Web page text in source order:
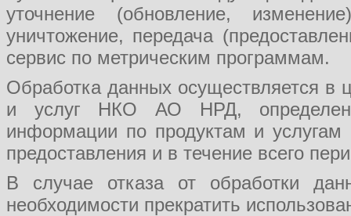
уточнение (обновление,
уничтожение, передача
сервис по метрическим программам.
Обработка данных осуществляется в
и услуг НКО АО НРД, определения
информации по продуктам и
предоставления и в течение всего
В случае отказа от обработки
необходимости прекратить